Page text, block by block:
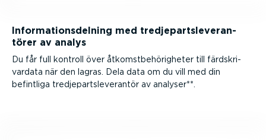
Infor­ma­tions­delning med tredje­partsle­ve­ran­
törer av analys
Du får full kontroll över åtkomst­be­hö­rig­heter till färdskri­
vardata när den lagras. Dela data om du vill med din
befintliga tredje­partsle­ve­rantör av analyser**.